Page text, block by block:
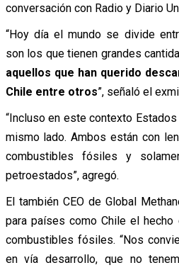
conversación con Radio y Diario
“Hoy día el mundo se divide
son los que tienen grandes
aquellos que han querido
Chile entre otros”, señaló el
“Incluso en este contexto
mismo lado. Ambos están con
combustibles fósiles y
petroestados”, agregó.
El también CEO de Global
para países como Chile el
combustibles fósiles. “Nos
en vía desarrollo, que no